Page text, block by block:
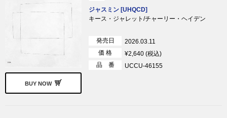
BUY NOW
ジャスミン [UHQCD]
キース・ジャレット/チャーリー・ヘイデン
発売日
2026.03.11
価 格
¥2,640 (税込)
品 番
UCCU-46155